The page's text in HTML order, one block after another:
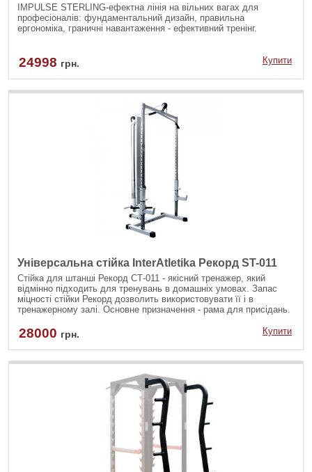
IMPULSE STERLING-ефектна лінія на вільних вагах для
професіоналів: фундаментальний дизайн, правильна
ергономіка, граничні навантаження - ефективний тренінг.
24998 грн. Купити
Універсальна стійка InterAtletika Рекорд ST-011
Стійка для штанші Рекорд СТ-011 - якісний тренажер, який
відмінно підходить для тренувань в домашніх умовах. Запас
міцності стійки Рекорд дозволить використовувати її і в
тренажерному залі. Основне призначення - рама для присідань.
28000 грн. Купити